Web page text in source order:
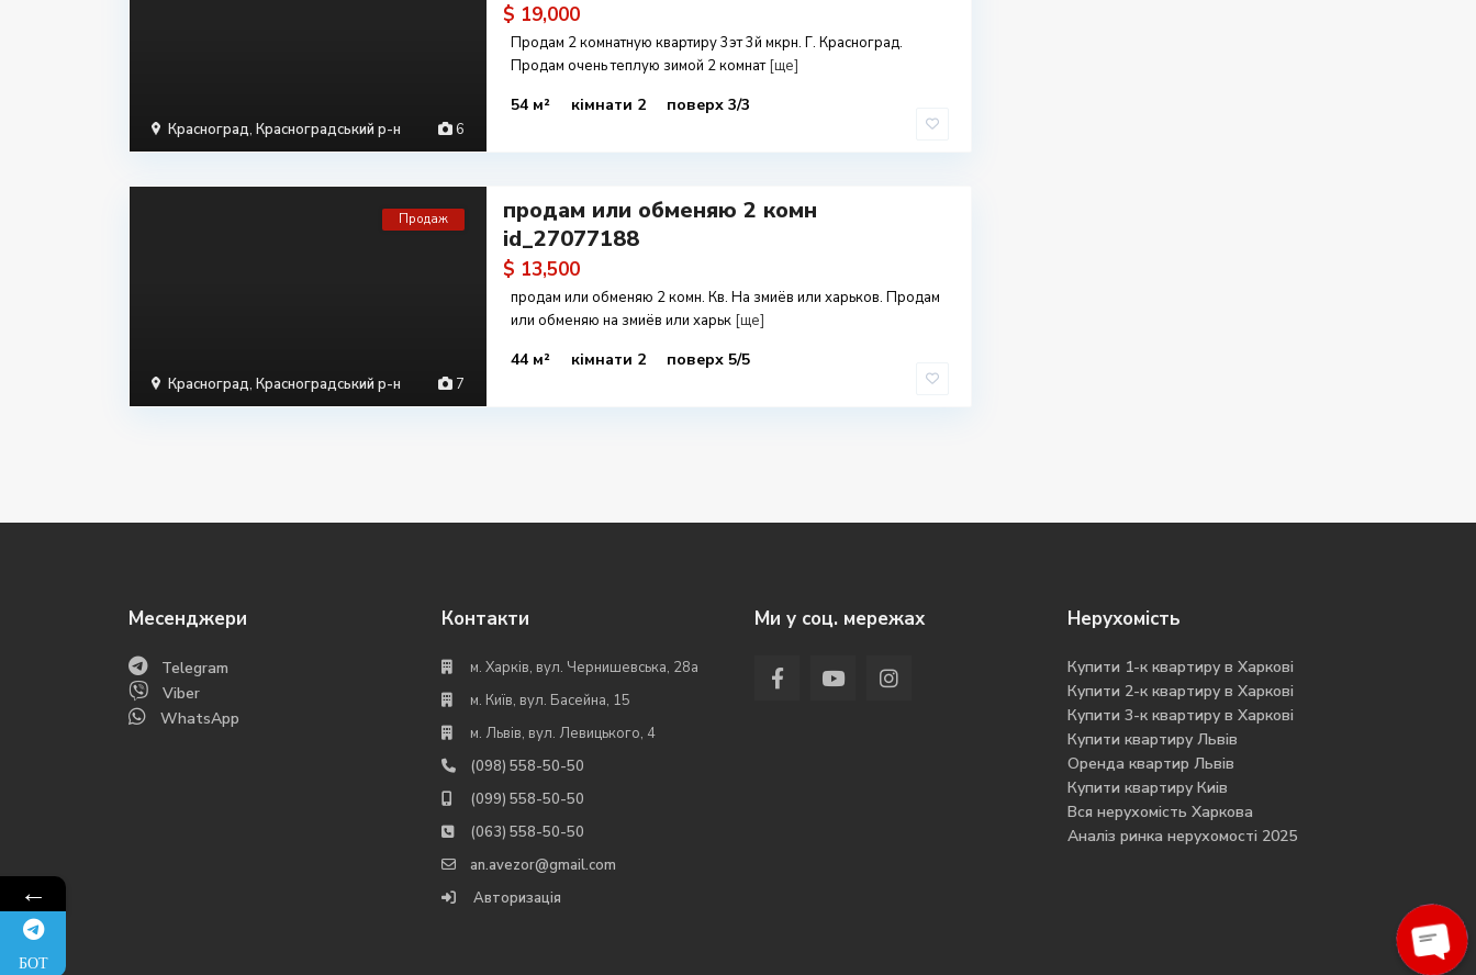
6
Красноград, Красноградський р-н
$ 19,000
Продам 2 комнатную квартиру 3эт 3й мкрн. Г. Красноград.
Продам очень теплую зимой 2 комнат[ще]
54 м² кімнати 2 поверх 3/3
7
Красноград, Красноградський р-н
Продаж
продам или обменяю 2 комн
id_27077188
$ 13,500
продам или обменяю 2 комн. Кв. На змиёв или харьков. Продам
или обменяю на змиёв или харьк [ще]
44 м² кімнати 2 поверх 5/5
Месенджери
Telegram
Viber
WhatsApp
Контакти
м. Харків, вул. Чернишевська, 28а
м. Київ, вул. Басейна, 15
м. Львів, вул. Левицького, 4
(098) 558-50-50
(099) 558-50-50
(063) 558-50-50
an.avezor@gmail.com
Авторизація
Ми у соц. мережах Нерухомість
Купити 1-к квартиру в Харкові
Купити 2-к квартиру в Харкові
Купити 3-к квартиру в Харкові
Купити квартиру Львів
Оренда квартир Львів
Купити квартиру Киів
Вся нерухомість Харкова
Аналіз ринка нерухомості 2025
←
БОТ